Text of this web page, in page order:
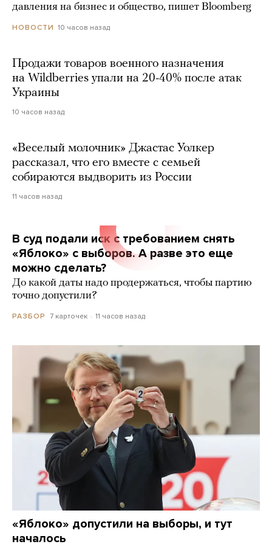
давления на бизнес и общество, пишет Bloomberg
НОВОСТИ 10 часов назад
Продажи товаров военного назначения
на Wildberries упали на 20-40% после атак
Украины
10 часов назад
«Веселый молочник» Джастас Уолкер
рассказал, что его вместе с семьей
собираются выдворить из России
11 часов назад
В суд подали иск с требованием снять
«Яблоко» с выборов. А разве это еще
можно сделать?
До какой даты надо продержаться, чтобы партию
точно допустили?
РАЗБОР 7 карточек 11 часов назад
«Яблоко» допустили на выборы, и тут
началось